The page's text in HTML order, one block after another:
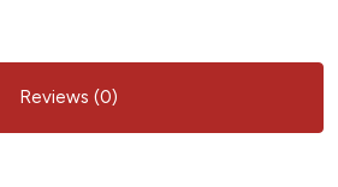
Reviews (0)